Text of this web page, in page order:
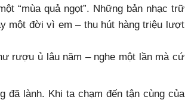
“mùa quả ngọt”. Những bản nhạc trữ
một đời vì em – thu hút hàng triệu lượt
rượu ủ lâu năm – nghe một lần mà cứ
đã lành. Khi ta chạm đến tận cùng của